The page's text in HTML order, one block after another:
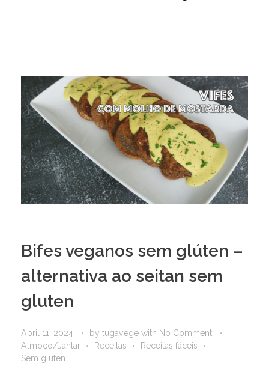
Bifes veganos sem glúten –
alternativa ao seitan sem
gluten
April 11, 2024 by tugavege with No Comment
Almoço/Jantar
Receitas
Receitas fáceis
Sem gluten